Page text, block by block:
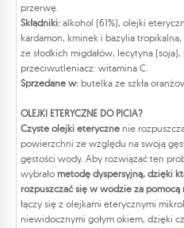
przerwę.
Składniki: alkohol (61%), olejki
kardamon, kminek i bazylia
ze słodkich migdałów, lecytyna
przeciwutleniacz: witamina C.
Sprzedane w: butelka ze szkła
OLEJKI ETERYCZNE DO PICIA?
Czyste olejki eteryczne nie
powierzchni ze względu na swoją
gęstości wody. Aby rozwiązać ten
wybrało metodę dyspersyjną, dzięki
rozpuszczać się w wodzie za
łączy się z olejkami eterycznymi
niewidocznymi gołym okiem, dzięki